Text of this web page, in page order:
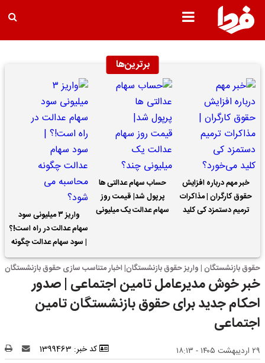
برترین‌ها
خبر مهم درباره افزایش
حقوق کارگران | مذاکرات
ترمیم دستمزد کی کلید
حساب سهام عدالتی ها
پرپول شد| قیمت روز
سهام عدالت یک میلیونی
واریز ۳ میلیونی سود
سهام عدالت در راه است!؟
| سود سهام عدالت چگونه
محاسبه می شود؟
حقوق بازنشستگان | واریز حقوق بازنشستگان| اخبار متناسب سازی حقوق بازنشستگان
خبر خوش مدیرعامل تامین اجتماعی | صدور
احکام جدید برای حقوق بازنشستگان تامین
اجتماعی
۲۹ اردیبهشت ۱۴۰۵ - ۱۸:۱۳ کد خبر: 1399463